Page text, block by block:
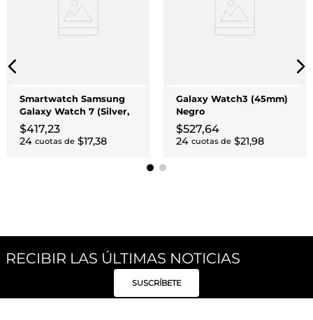
Smartwatch Samsung
Galaxy Watch 7 (Silver,
32 GB,
$417,23
24 cuotas de $17,38
Galaxy Watch3 (45mm)
Negro
$527,64
24 cuotas de $21,98
RECIBIR LAS ÚLTIMAS NOTICIAS
SUSCRÍBETE